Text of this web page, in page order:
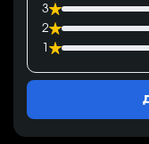
3
2